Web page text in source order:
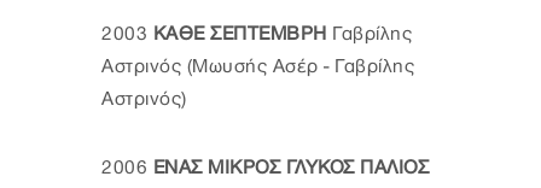
2003 ΚΑΘΕ ΣΕΠΤΕΜΒΡΗ Γαβρίλης
Αστρινός (Μωυσής Ασέρ - Γαβρίλης
Αστρινός)
2006 ΕΝΑΣ ΜΙΚΡΟΣ ΓΛΥΚΟΣ ΠΑΛΙΟΣ